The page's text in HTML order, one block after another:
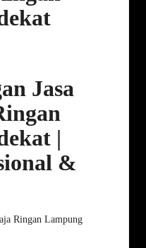
Jasa
|
&